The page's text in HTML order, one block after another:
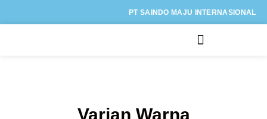
PT SAINDO MAJU INTERNASIONAL
Varian Warna